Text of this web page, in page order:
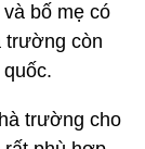
bố mẹ có
trường còn
trường cho